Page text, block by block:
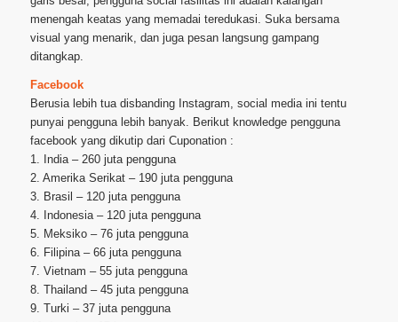
menengah keatas yang memadai teredukasi. Suka bersama
visual yang menarik, dan juga pesan langsung gampang
ditangkap.
Facebook
Berusia lebih tua disbanding Instagram, social media ini tentu
punyai pengguna lebih banyak. Berikut knowledge pengguna
facebook yang dikutip dari Cuponation :
1. India – 260 juta pengguna
2. Amerika Serikat – 190 juta pengguna
3. Brasil – 120 juta pengguna
4. Indonesia – 120 juta pengguna
5. Meksiko – 76 juta pengguna
6. Filipina – 66 juta pengguna
7. Vietnam – 55 juta pengguna
8. Thailand – 45 juta pengguna
9. Turki – 37 juta pengguna